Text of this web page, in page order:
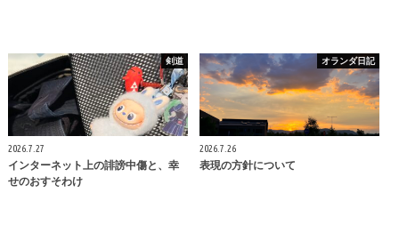
剣道
2026.7.27
インターネット上の誹謗中傷と、幸
せのおすそわけ
オランダ日記
2026.7.26
表現の方針について